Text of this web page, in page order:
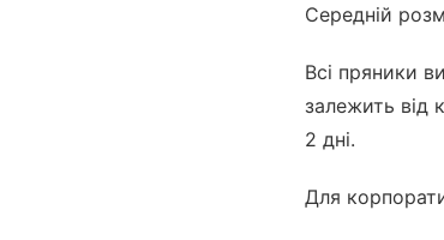
Середній
Всі пряники
залежить від
2 дні.
Для